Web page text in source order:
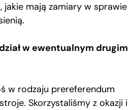
jakie mają zamiary w sprawie
w ewentualnym drugim
w rodzaju prereferendum
Skorzystaliśmy z okazji i